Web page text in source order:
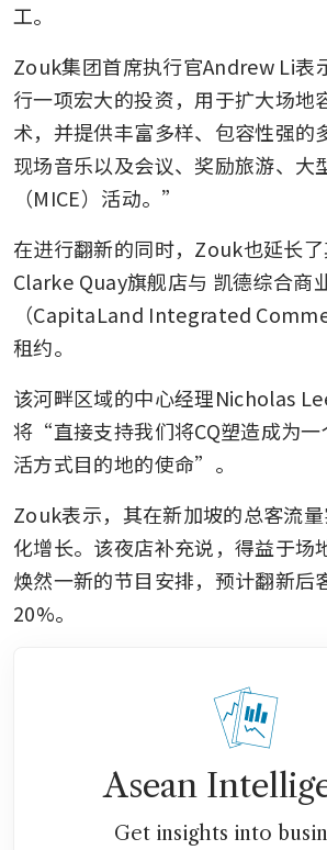
工。
Zouk集团首席执行官Andrew Li
行一项宏大的投资，用于扩大场地
术，并提供丰富多样、包容性强的
现场音乐以及会议、奖励旅游、大
（MICE）活动。”
在进行翻新的同时，Zouk也延长了
Clarke Quay旗舰店与 凯德综合商
（CapitaLand Integrated
租约。
该河畔区域的中心经理Nicholas
将“直接支持我们将CQ塑造成为
活方式目的地的使命”。
Zouk表示，其在新加坡的总客流
化增长。该夜店补充说，得益于场
焕然一新的节目安排，预计翻新后
20%。
Asean
Get insights into